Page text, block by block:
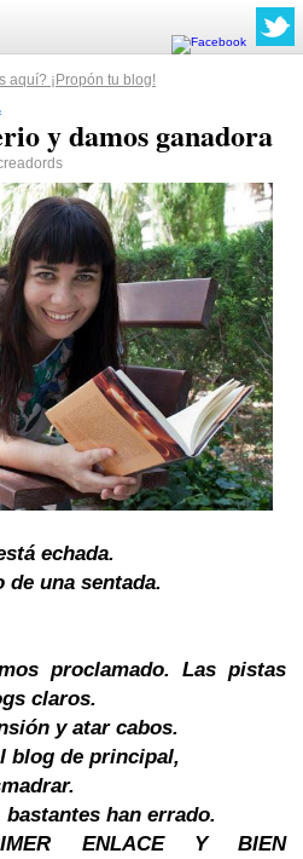
aquí? ¡Propón tu blog!
y damos ganadora
echada.
una sentada.
proclamado. Las pistas
claros.
y atar cabos.
blog de principal,
han errado.
ENLACE Y BIEN